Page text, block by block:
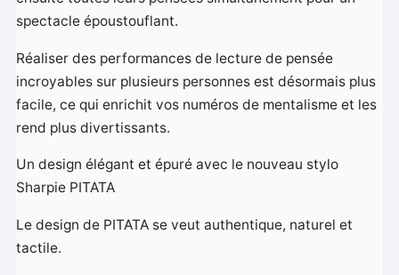
spectacle époustouflant.
Réaliser des performances de lecture de pensée
incroyables sur plusieurs personnes est désormais plus
facile, ce qui enrichit vos numéros de mentalisme et les
rend plus divertissants.
Un design élégant et épuré avec le nouveau stylo
Sharpie PITATA
Le design de PITATA se veut authentique, naturel et
tactile.